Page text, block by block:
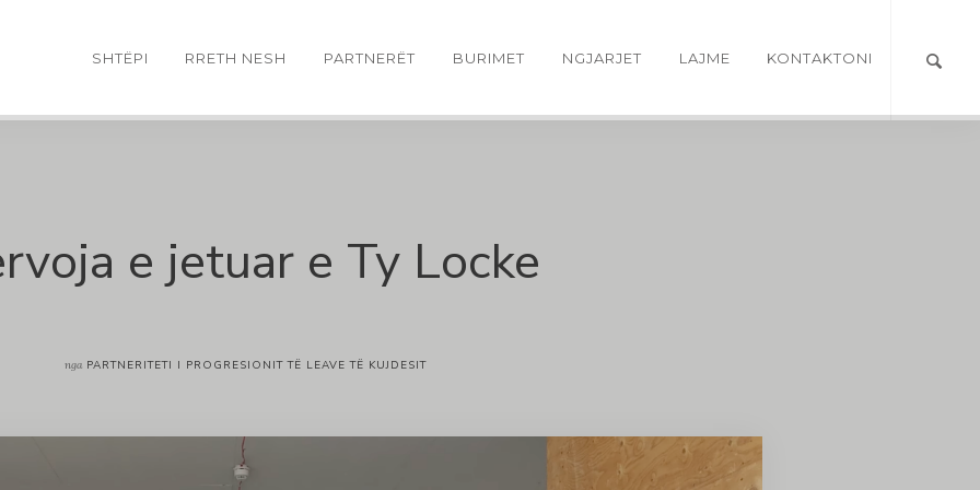
SHTËPI RRETH NESH PARTNERËT BURIMET NGJARJET LAJME KONTAKTONI
e jetuar e Ty Locke
nga PARTNERITETI I PROGRESIONIT TË LEAVE TË KUJDESIT